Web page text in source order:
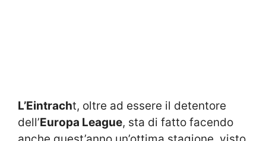
L’Eintracht, oltre ad essere il detentore
dell’Europa League, sta di fatto facendo